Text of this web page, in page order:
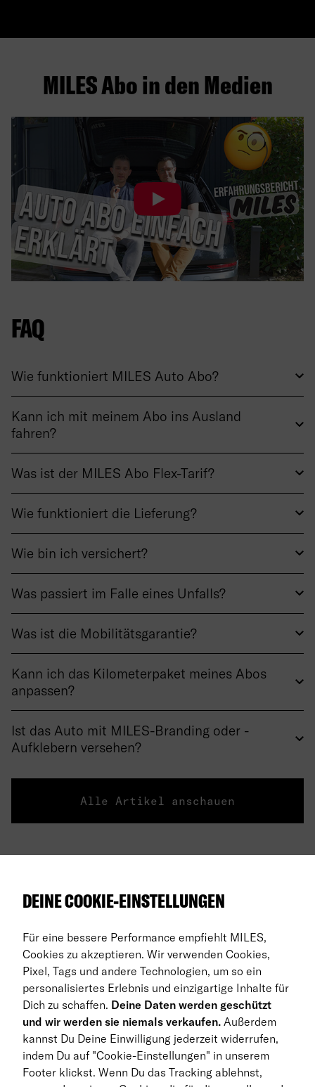
MILES Abo in den Medien
FAQ
Wie funktioniert MILES Auto Abo?
Kann ich mit meinem Abo ins Ausland
fahren?
Was ist der MILES Abo Flex-Tarif?
Wie funktioniert die Lieferung?
Wie bin ich versichert?
Was passiert im Falle eines Unfalls?
Was ist die Mobilitätsgarantie?
Kann ich das Kilometerpaket meines Abos
anpassen?
Ist das Auto mit MILES-Branding oder -
Aufklebern versehen?
Alle Artikel anschauen
Über uns
FAQ
Business Abo
Rückgabe
DE
© 2026 MILES Mobility GmbH
DEINE COOKIE-EINSTELLUNGEN
Für eine bessere Performance empfiehlt MILES,
Cookies zu akzeptieren. Wir verwenden Cookies,
Pixel, Tags und andere Technologien, um so ein
personalisiertes Erlebnis und einzigartige Inhalte für
Dich zu schaffen. Deine Daten werden geschützt
und wir werden sie niemals verkaufen. Außerdem
kannst Du Deine Einwilligung jederzeit widerrufen,
indem Du auf "Cookie-Einstellungen" in unserem
Footer klickst. Wenn Du das Tracking ablehnst,